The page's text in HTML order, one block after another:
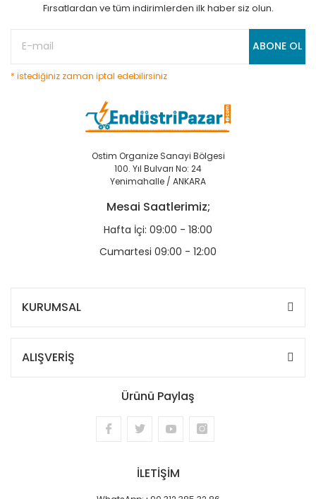
Fırsatlardan ve tüm indirimlerden ilk haber siz olun.
ABONE OL
* istediğiniz zaman iptal edebilirsiniz
Ostim Organize Sanayi Bölgesi
100. Yıl Bulvarı No: 24
Yenimahalle / ANKARA
Mesai Saatlerimiz;
Hafta İçi: 09:00 - 18:00
Cumartesi 09:00 - 12:00
KURUMSAL
ALIŞVERİŞ
Ürünü Paylaş
İLETİŞİM